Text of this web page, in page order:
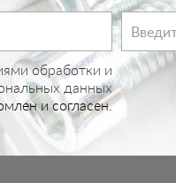
обработки и
данных
и согласен.